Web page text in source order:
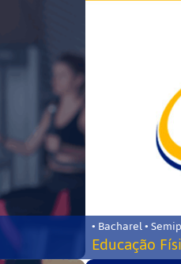
• Bacharel •
Educação